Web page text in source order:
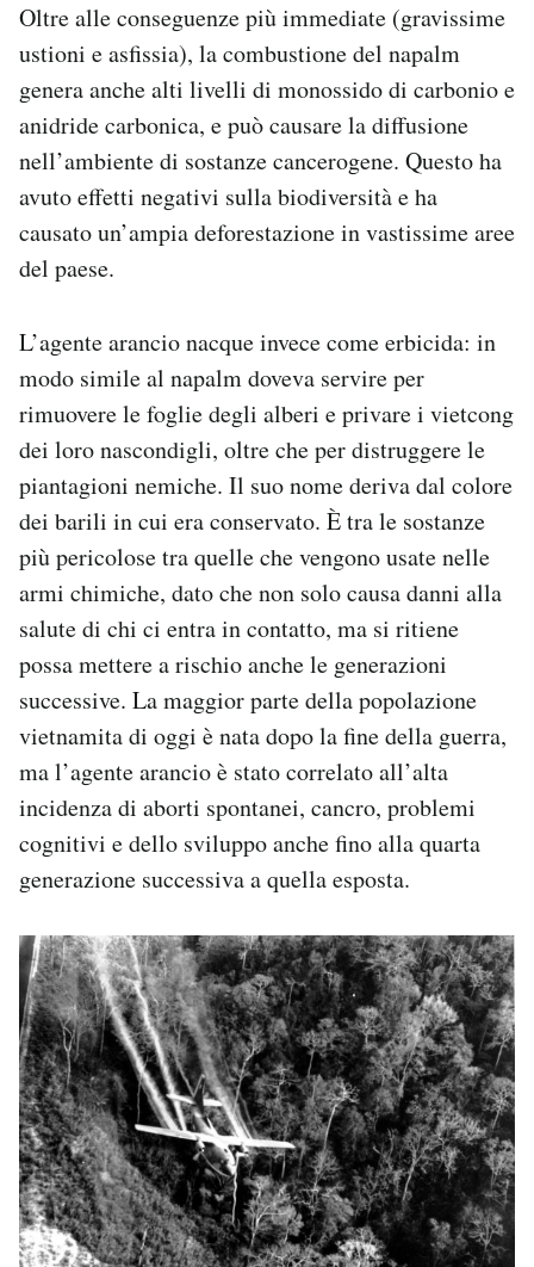
Oltre alle conseguenze più immediate (gravissime
ustioni e asfissia), la combustione del napalm
genera anche alti livelli di monossido di carbonio e
anidride carbonica, e può causare la diffusione
nell’ambiente di sostanze cancerogene. Questo ha
avuto effetti negativi sulla biodiversità e ha
causato un’ampia deforestazione in vastissime aree
del paese.
L’agente arancio nacque invece come erbicida: in
modo simile al napalm doveva servire per
rimuovere le foglie degli alberi e privare i vietcong
dei loro nascondigli, oltre che per distruggere le
piantagioni nemiche. Il suo nome deriva dal colore
dei barili in cui era conservato. È tra le sostanze
più pericolose tra quelle che vengono usate nelle
armi chimiche, dato che non solo causa danni alla
salute di chi ci entra in contatto, ma si ritiene
possa mettere a rischio anche le generazioni
successive. La maggior parte della popolazione
vietnamita di oggi è nata dopo la fine della guerra,
ma l’agente arancio è stato correlato all’alta
incidenza di aborti spontanei, cancro, problemi
cognitivi e dello sviluppo anche fino alla quarta
generazione successiva a quella esposta.